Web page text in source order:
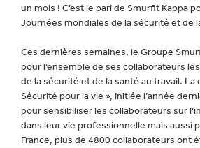
un mois ! C’est le pari de Smurfit Kappa
Journées mondiales de la sécurité et de
Ces dernières semaines, le Groupe
pour l’ensemble de ses collaborateurs
de la sécurité et de la santé au travail. La
Sécurité pour la vie », initiée l’année
pour sensibiliser les collaborateurs sur
dans leur vie professionnelle mais aussi
France, plus de 4800 collaborateurs ont